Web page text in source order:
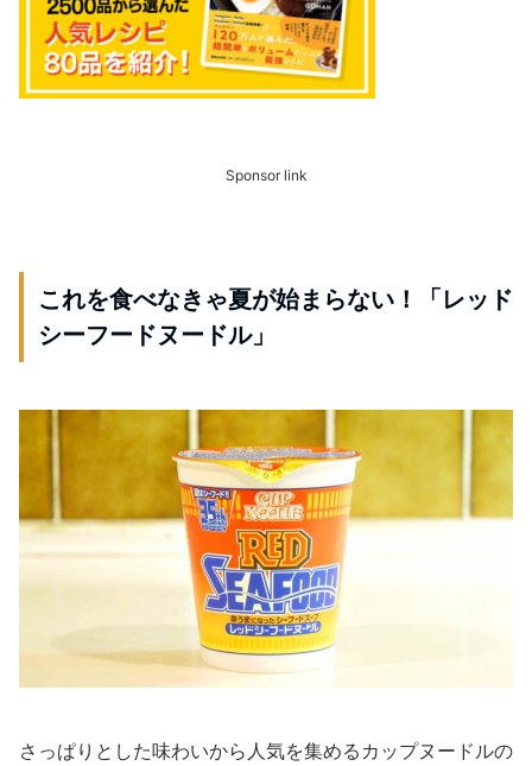
Sponsor link
これを食べなきゃ夏が始まらない！「レッド
シーフードヌードル」
さっぱりとした味わいから人気を集めるカップヌードルの